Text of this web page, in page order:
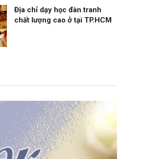
Địa chỉ dạy học đàn tranh
chất lượng cao ở tại TP.HCM